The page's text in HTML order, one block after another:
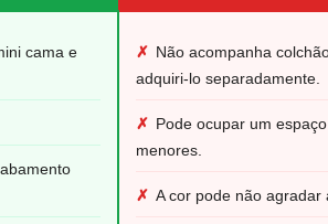
cama e
✗ Não acompanha
adquiri-lo separadamente.
✗ Pode ocupar um
menores.
✗ A cor pode não agradar